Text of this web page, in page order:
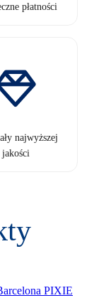
płatności
najwyższej
jakości